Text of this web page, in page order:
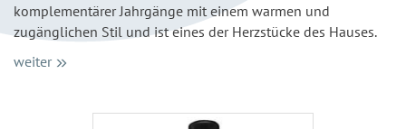
komplementärer Jahrgänge mit einem warmen und
zugänglichen Stil und ist eines der Herzstücke des Hauses.
weiter